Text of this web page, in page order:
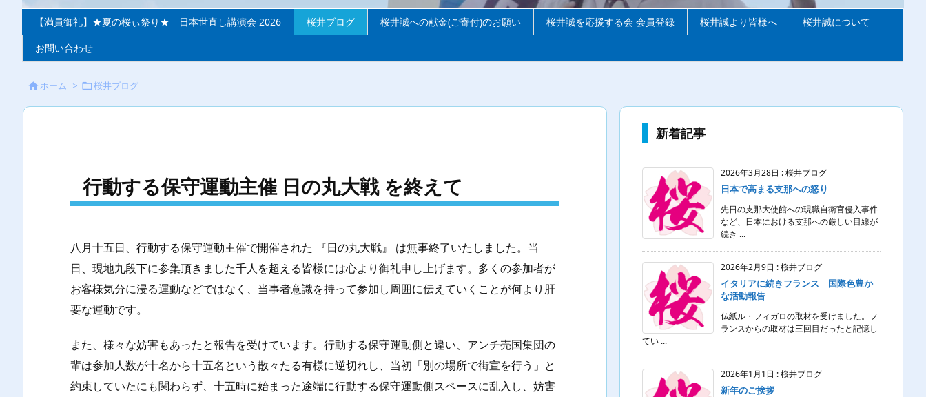
【満員御礼】★夏の桜ぃ祭り★ 日本世直し講演会 2026 桜井ブログ 桜井誠への献金(ご寄付)のお願い 桜井誠を応援する会 会員登録 桜井誠より皆様へ
桜井誠について
お問い合わせ
 ホーム > 桜井ブログ
行動する保守運動主催 日の丸大戦 を終えて
八月十五日、行動する保守運動主催で開催された 『日の丸大戦』 は無事終了いたしました。当
日、現地九段下に参集頂きました千人を超える皆様には心より御礼申し上げます。多くの参加者が
お客様気分に浸る運動などではなく、当事者意識を持って参加し周囲に伝えていくことが何より肝
要な運動です。
また、様々な妨害もあったと報告を受けています。行動する保守運動側と違い、アンチ売国集団の
輩は参加人数が十名から十五名という散々たる有様に逆切れし、当初「別の場所で街宣を行う」と
約束していたにも関わらず、十五時に始まった途端に行動する保守運動側スペースに乱入し、妨害
新着記事
2026年3月28日 :桜井ブログ
日本で高まる支那への怒り
先日の支那大使館への現職自衛官侵入事件
など、日本における支那への厳しい目線が
続き ...
2026年2月9日 :桜井ブログ
イタリアに続きフランス 国際色豊か
な活動報告
仏紙ル・フィガロの取材を受けました。フ
ランスからの取材は三回目だったと記憶し
てい ...
2026年1月1日 :桜井ブログ
新年のご挨拶